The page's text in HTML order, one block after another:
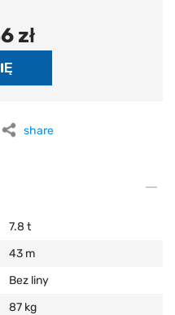
zł
share
7.8 t
43 m
Bez liny
87 kg